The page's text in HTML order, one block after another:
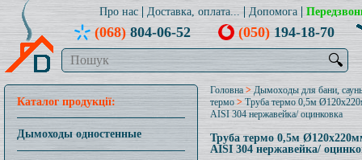
Про нас Доставка, оплата... Допомога
(068)804-06-52 (050)194-18-70
🔍
Каталог продукції:
Дымоходы одностенные
Головна > Дымоходы для бани,
термо>Труба термо 0,5м
AISI 304 нержавейка/ оцинковка
Труба термо 0,5м
AISI 304 нержавейка/